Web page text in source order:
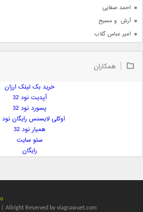
احمد صفایی
آرش  و مسیح
امیر عباس گلاب
امیر علی
ایمان فلاح
همکاران
خرید بک لینک ارزان
آپدیت نود 32
پسورد نود 32
اوکلی لایسنس رایگان نود 32
همیار نود 32
سئو سایت
رایگان
| Allright Reserved by viagrawuet.com